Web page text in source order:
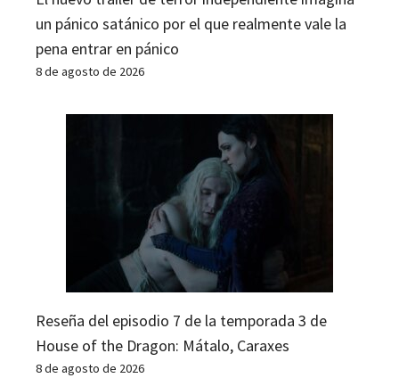
un pánico satánico por el que realmente vale la
pena entrar en pánico
8 de agosto de 2026
Reseña del episodio 7 de la temporada 3 de
House of the Dragon: Mátalo, Caraxes
8 de agosto de 2026